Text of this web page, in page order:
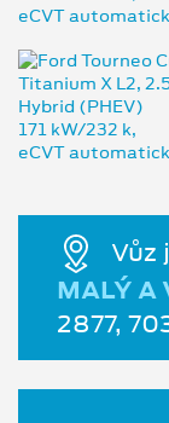
Vůz
MALÝ A
2877,